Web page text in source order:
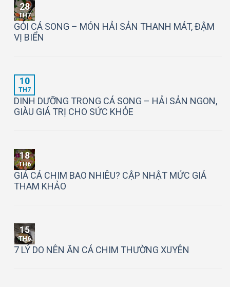
28
TH7
GỎI CÁ SONG – MÓN HẢI SẢN THANH MÁT, ĐẬM
VỊ BIỂN
10
TH7
DINH DƯỠNG TRONG CÁ SONG – HẢI SẢN NGON,
GIÀU GIÁ TRỊ CHO SỨC KHỎE
18
TH6
GIÁ CÁ CHIM BAO NHIÊU? CẬP NHẬT MỨC GIÁ
THAM KHẢO
15
TH6
7 LÝ DO NÊN ĂN CÁ CHIM THƯỜNG XUYÊN